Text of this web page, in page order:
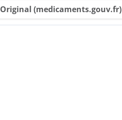
Original (medicaments.gouv.fr)